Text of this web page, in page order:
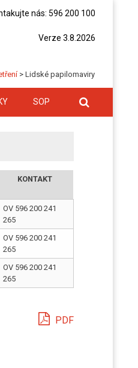
nás: 596 200 100
Verze 3.8.2026
> Lidské papilomaviry
SOP
KONTAKT
OV 596 200 241
265
OV 596 200 241
265
OV 596 200 241
265
PDF